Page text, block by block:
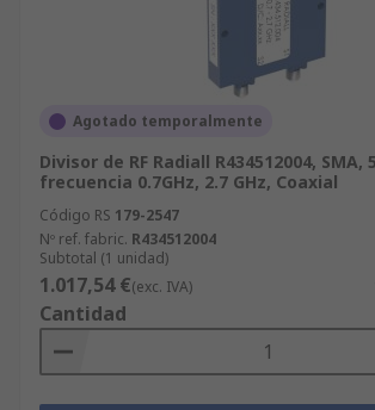
Agotado temporalmente
Divisor de RF Radiall R434512004, SMA,
frecuencia 0.7GHz, 2.7 GHz, Coaxial
Código RS 179-2547
Nº ref. fabric. R434512004
Subtotal (1 unidad)
1.017,54 €(exc. IVA)
Cantidad